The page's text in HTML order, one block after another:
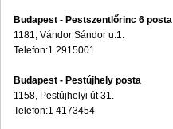
Budapest - Pestszentlőrinc 6 posta
1181, Vándor Sándor u.1.
Telefon:1 2915001
Budapest - Pestújhely posta
1158, Pestújhelyi út 31.
Telefon:1 4173454